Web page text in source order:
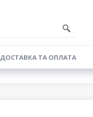
ДОСТАВКА ТА ОПЛАТА